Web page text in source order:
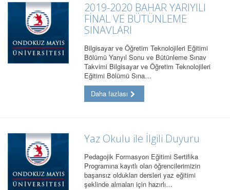
2019-2020 BAHAR YARIYILI
FİNAL VE BÜTÜNLEME
SINAVLARI
Bilgisayar ve Öğretim Teknolojileri Eğitimi
Bölümü Yarıyıl Sonu ve Bütünleme Sınav
Takvimi Bilgisayar ve Öğretim Teknolojileri
Eğitimi Bölümü Sına…
Daha fazlası
Yaz Okulu ile İlgili Duyuru
Pedagojik Formasyon Eğitimi Sertifika
Programına kayıtlı olan öğrencilerimizin
başarısız oldukları dersleri yaz eğitimi
şeklinde almaları için hazırlı…